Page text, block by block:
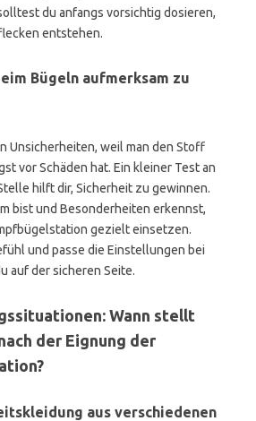
du anfangs vorsichtig dosieren,
entstehen.
Bügeln aufmerksam zu
Unsicherheiten, weil man den Stoff
vor Schäden hat. Ein kleiner Test an
hilft dir, Sicherheit zu gewinnen.
bist und Besonderheiten erkennst,
gezielt einsetzen.
und passe die Einstellungen bei
auf der sicheren Seite.
Wann stellt
der Eignung der
aus verschiedenen